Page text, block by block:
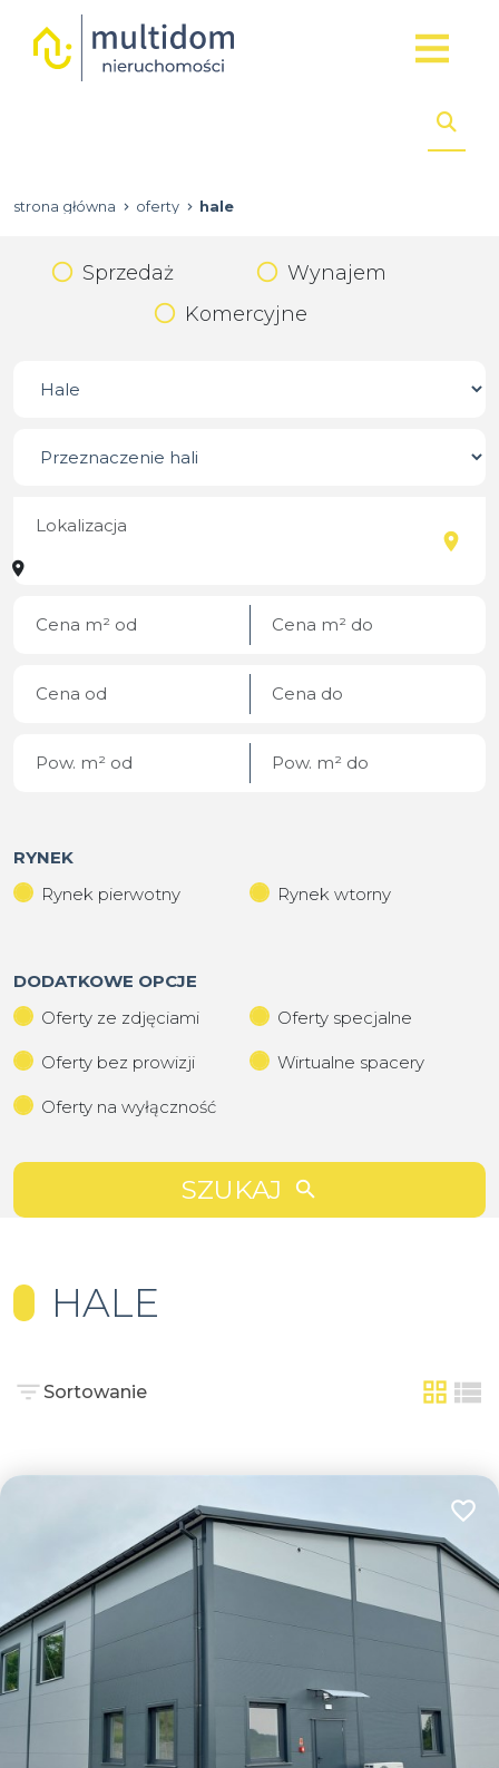
strona główna oferty hale
Sprzedaż
Wynajem
Komercyjne
RYNEK
Rynek pierwotny
Rynek wtorny
DODATKOWE OPCJE
Oferty ze zdjęciami
Oferty specjalne
Oferty bez prowizji Wirtualne spacery
Oferty na wyłączność
SZUKAJ
HALE
Sortowanie
tabela